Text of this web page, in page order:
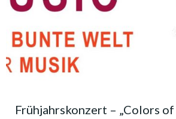
Frühjahrskonzert – „Colors